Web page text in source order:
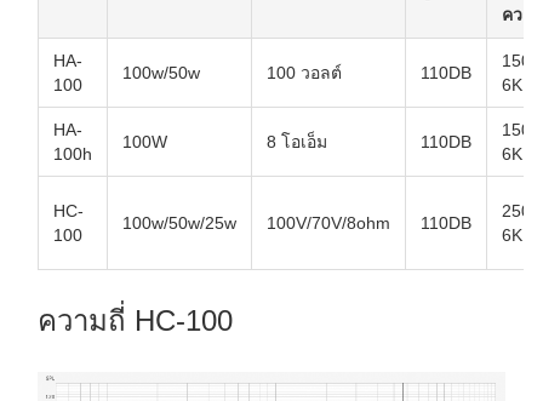
ควา
HA-
100
100w/50w 100 วอลต์ 110DB
150-
6KHz
HA-
100h
100W 8 โอเอ็ม 110DB
150-
6KHz
HC-
100
100w/50w/25w 100V/70V/8ohm 110DB
250-
6KHz
ความถี่ HC-100